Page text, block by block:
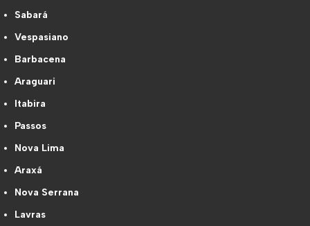
Sabará
Vespasiano
Barbacena
Araguari
Itabira
Passos
Nova Lima
Araxá
Nova Serrana
Lavras